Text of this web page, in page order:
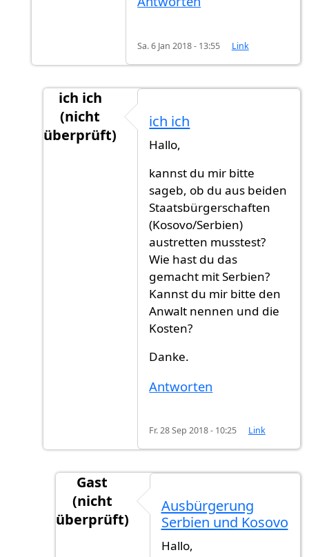
Sa. 6 Jan 2018 - 13:55 Link
ich ich
(nicht
überprüft)
Die Rechnung bezahlt man,
ich ich
Hallo,
kannst du mir bitte
sageb, ob du aus beiden
Staatsbürgerschaften
(Kosovo/Serbien)
austretten musstest?
Wie hast du das
gemacht mit Serbien?
Kannst du mir bitte den
Anwalt nennen und die
Kosten?
Danke.
Antworten
Fr. 28 Sep 2018 - 10:25 Link
Gast
(nicht
überprüft)
ich ich von
Ausbürgerung
Serbien und Kosovo
Hallo,